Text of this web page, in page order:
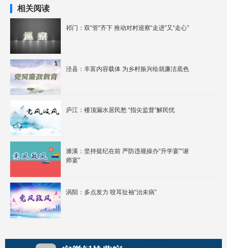
相关阅读
祁门：双“管”齐下 推动对村巡察“走进”又“走心”
泾县：丰富内容载体 为乡村振兴绘就廉洁底色
庐江：楼顶漏水居民愁 “指尖监督”解民忧
濉溪：坚持挺纪在前 严防违规操办“升学宴”“谢
师宴”
涡阳：多点发力 咬耳扯袖“治未病”